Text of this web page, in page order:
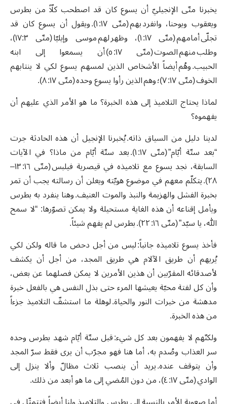
يخبرنا متّى الإنجيليّ أن يسوع كان قد اصطحب كلّاً من بطرس
ويعقوب ويوحنا، وانفرد بهم (متّى ١٧: ١). ويقول أن يسوع كان قد
تجلّى أمامهم (متّى ١٧: ١)، وظهر لهم موسى وإيليّا (متّى ١٧:٣)،
وطلب منهم الصوت (متّى ١٧: ٥) أن يسمعوا إلى ابنه
الحبيب. وهُم أيضاً الأشخاص الذين لمسهم يسوع لكي لا ينتابهم
الخوف (متّى ١٧: ٧)؛ وهم الذين رأوا يسوع وحده (متّى ١٧: ٨).
لماذا يحتاج التلاميذ إلى هذه الخبرة؟ ما هو الأمر الذي عليهم أن
يفهموه؟
لدينا دليل من السياق ذاته. يُخبرنا الإنجيل أن هذه الحادثة جرت
“بعد ستّة أيّام” (متّى ١٧: ١). بعد ستّة أيّام من ماذا؟ في الآيات
السابقة، نجد يسوع مع تلاميذه في قيصرية فيلبس (متّى ١٦: ١٣–
٢٨). يتكلّم معهم في موضوع هويّته ويعلن أن رسالته يجب أن تمر
بخبرة الفشل والهزيمة والنبذ والموت العنيف. وهنا ينفرد به بطرس
ويأمل إقناعه أن هذه الغاية مستحيلة ولا يمكن تصوّرها: “لا سمح
الله، يا سيّد” (متّى ١٦: ٢٢). بطرس لم يفهم شيئاً.
فأخذ يسوع تلاميذه جانباً: ليس من أجل دحض ما قاله ولكن لكي
يُريهم أن طريق الآلام هي طريق المجد، من أجل أن يكشف
لأصدقائه المقرّبين أن هذين الأمرين لا يمكن فصلهما عن بعض،
وأن كل لفتة محبّة يعيشها المرء حتى بذل النفس هي بالفعل خبرة
مدهشة من خبرات النور والحياة. لوهلة ما استشفّ التلاميذ جزءاً
من هذه الخبرة.
ولكنّهم لا يفهمون بعد كل شيء: قبل ستّة أيّام شهد بطرس وحده
سر العذاب وصُدم به، أما هنا فهو مجرّب أن يرى فقط سرّ المجد
وأن يتوقف عنده. يريد أن ينصب ثلاث مظالّ وألا ينزل إلى
الوادي (متّى ١٧: ٤)، من دون المُضي إلى ما هو أبعد من ذلك.